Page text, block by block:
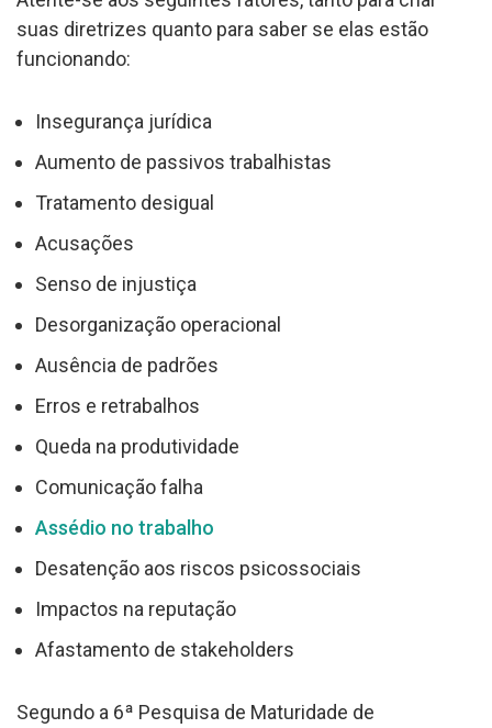
suas diretrizes quanto para saber se elas estão
funcionando:
Insegurança jurídica
Aumento de passivos trabalhistas
Tratamento desigual
Acusações
Senso de injustiça
Desorganização operacional
Ausência de padrões
Erros e retrabalhos
Queda na produtividade
Comunicação falha
Assédio no trabalho
Desatenção aos riscos psicossociais
Impactos na reputação
Afastamento de stakeholders
Segundo a 6ª Pesquisa de Maturidade de